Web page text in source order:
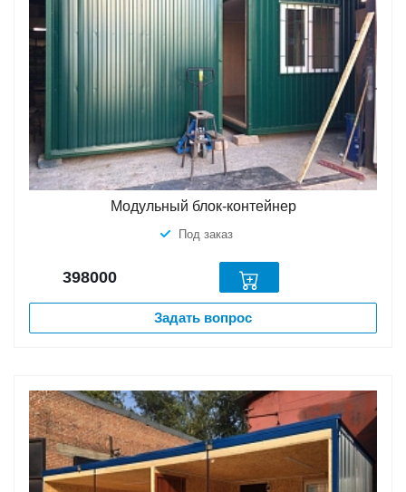
Модульный блок-контейнер
Под заказ
398000
Задать вопрос